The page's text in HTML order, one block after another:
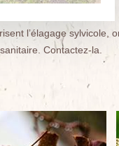
l’élagage sylvicole,
Contactez-la.